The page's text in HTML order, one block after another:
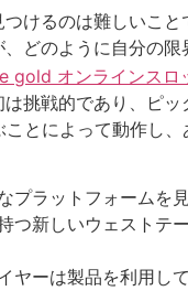
けるのは難しいこ
どのように自分の限
gold オンラインスロ
挑戦的であり、ピッ
とによって動作し
ラットフォームを見
新しいウェストテ
ーは製品を利用し